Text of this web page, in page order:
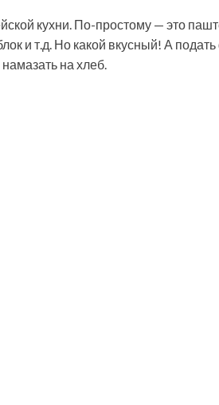
кухни. По-простому — это
и т.д. Но какой вкусный! А
на хлеб.